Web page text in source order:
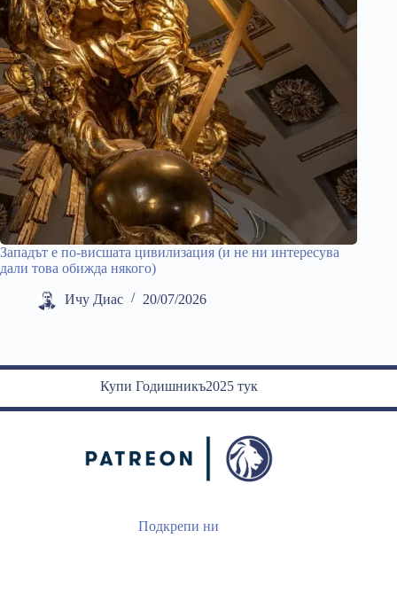
Западът е по-висшата цивилизация (и не ни интересува
дали това обижда някого)
Ичу Диас 20/07/2026
Купи Годишникъ2025 тук
Подкрепи ни